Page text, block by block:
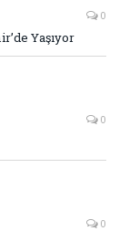
0
Yaşıyor
0
0